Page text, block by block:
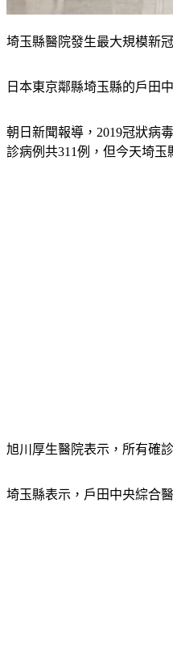
埼玉縣醫院發生最大規模新
日本東京鄰縣埼玉縣的戶田
朝日新聞報導，2019冠狀病
診病例共311例，但今天埼玉
旭川厚生醫院表示，所有確
埼玉縣表示，戶田中央綜合